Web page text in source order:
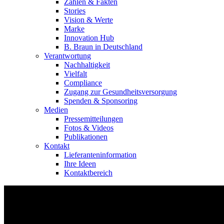
Stories
Vision & Werte
Marke
Innovation Hub
B. Braun in Deutschland
Verantwortung
Nachhaltigkeit
Vielfalt
Compliance
Zugang zur Gesundheitsversorgung
Spenden & Sponsoring
Medien
Pressemitteilungen
Fotos & Videos
Publikationen
Kontakt
Lieferanteninformation
Ihre Ideen
Kontaktbereich